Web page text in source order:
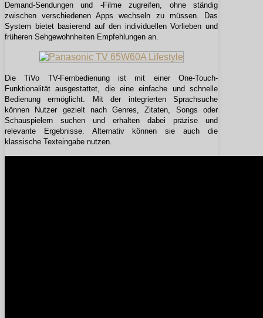
Demand-Sendungen und -Filme zugreifen, ohne ständig
zwischen verschiedenen Apps wechseln zu müssen. Das
System bietet basierend auf den individuellen Vorlieben und
früheren Sehgewohnheiten Empfehlungen an.
Die TiVo TV-Fernbedienung ist mit einer One-Touch-
Funktionalität ausgestattet, die eine einfache und schnelle
Bedienung ermöglicht. Mit der integrierten Sprachsuche
können Nutzer gezielt nach Genres, Zitaten, Songs oder
Schauspielern suchen und erhalten dabei präzise und
relevante Ergebnisse. Alternativ können sie auch die
klassische Texteingabe nutzen.